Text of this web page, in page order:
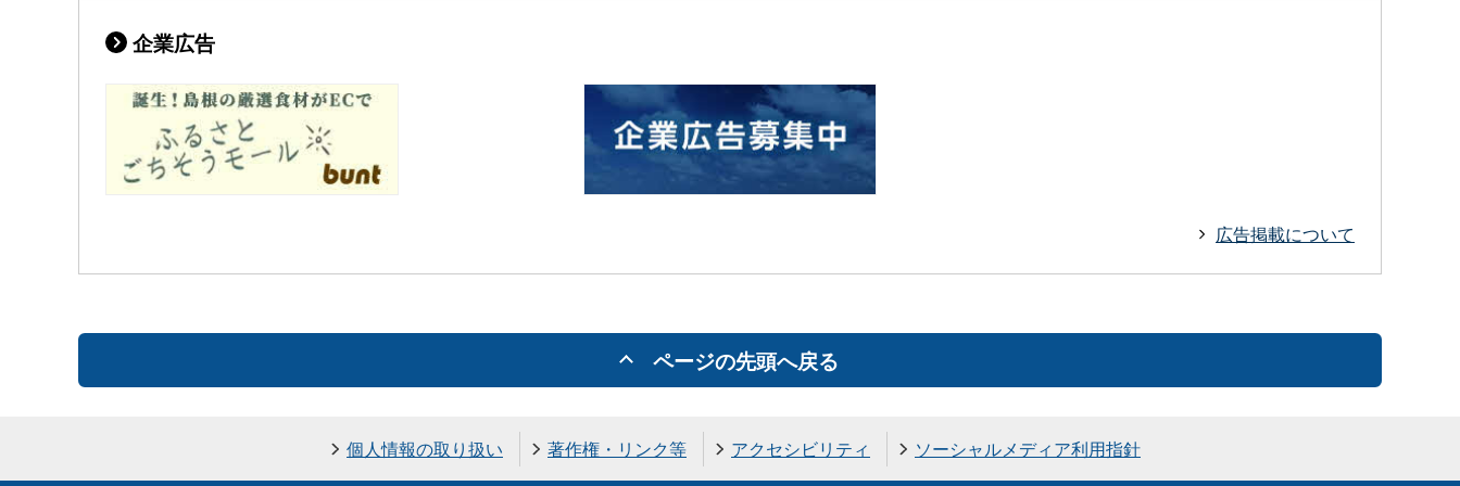
企業広告
広告掲載について
ページの先頭へ戻る
個人情報の取り扱い 著作権・リンク等 アクセシビリティ ソーシャルメディア利用指針